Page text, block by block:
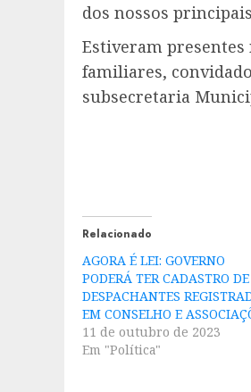
dos nossos
Estiveram
familiares,
subsecretaria
Relacionado
AGORA É LEI: GOVERNO
PODERÁ TER CADASTRO DE
DESPACHANTES
EM CONSELHO E
11 de outubro de 2023
Em "Política"